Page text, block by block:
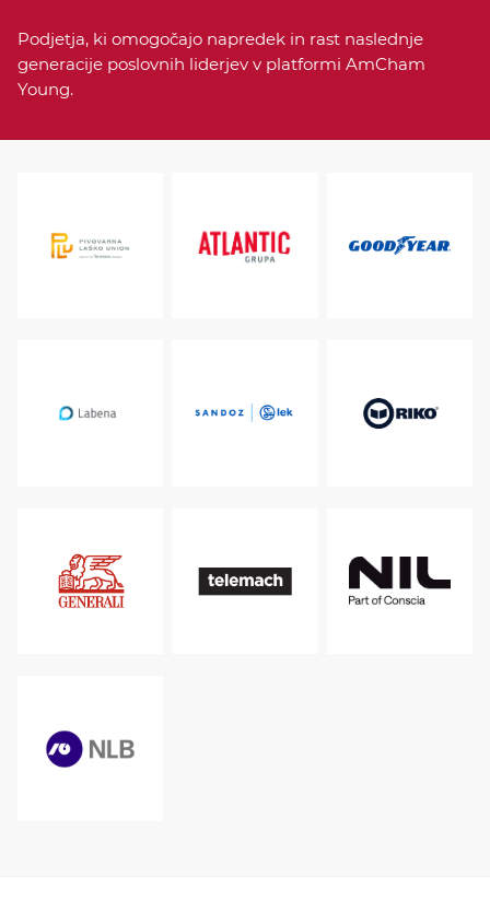
Podjetja, ki omogočajo napredek in rast naslednje
generacije poslovnih liderjev v platformi AmCham
Young.